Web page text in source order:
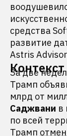
средства
развитие
Astris
Контекст
За две
Трамп
млрд от
Саджвани в
по всей
Трамп